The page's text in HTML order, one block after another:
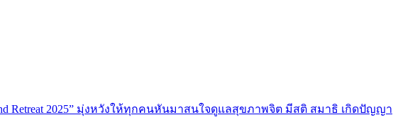
Retreat 2025” มุ่งหวังให้ทุกคนหันมาสนใจดูแลสุขภาพจิต มีสติ สมาธิ เกิดปัญญา